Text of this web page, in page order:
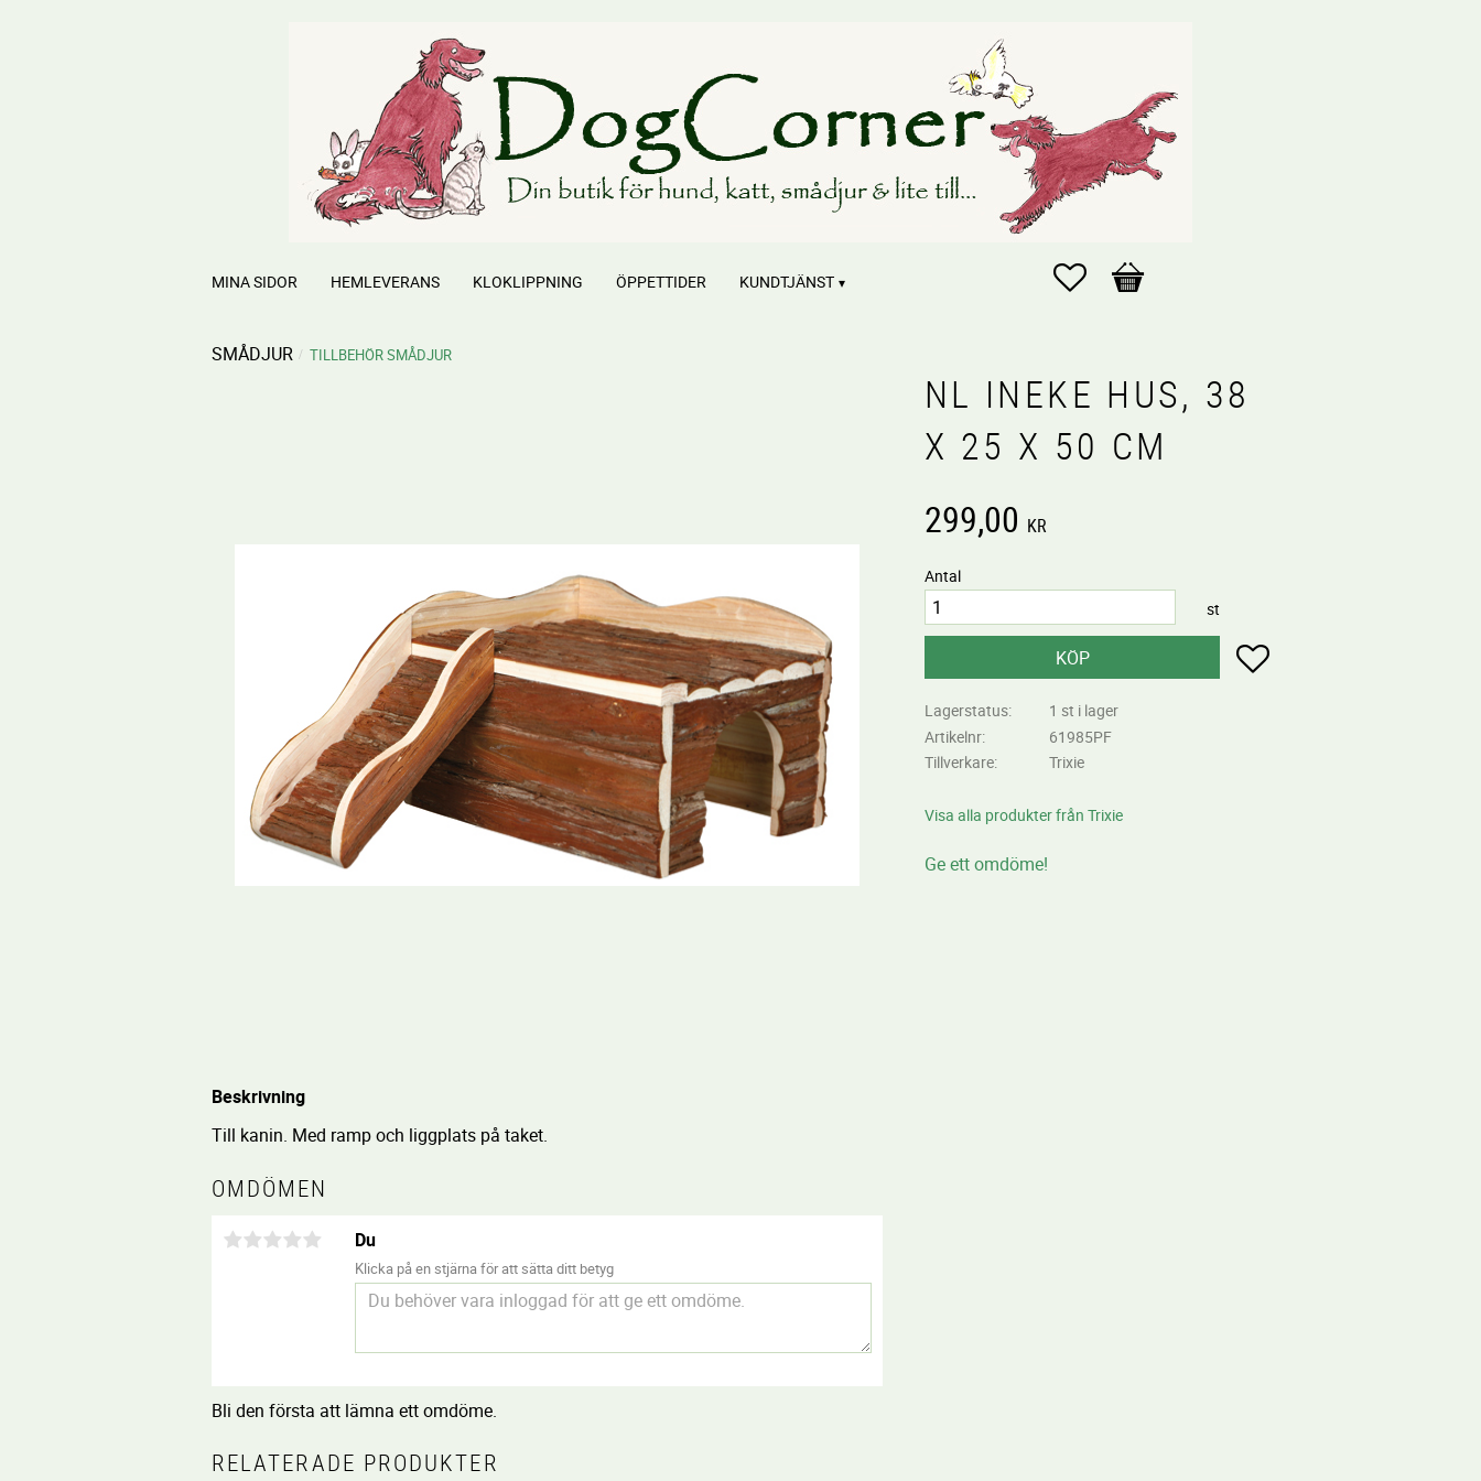
Favoriter
Kundvagn
MINA SIDOR HEMLEVERANS KLOKLIPPNING ÖPPETTIDER KUNDTJÄNST
SMÅDJUR TILLBEHÖR SMÅDJUR
NL INEKE HUS, 38
X 25 X 50 CM
299,00 KR
Antal
st
KÖP Lägg till i favoriter
Lagerstatus
1 st i lager
Artikelnr
61985PF
Tillverkare
Trixie
Visa alla produkter från Trixie
Ge ett omdöme!
Beskrivning
Till kanin. Med ramp och liggplats på taket.
OMDÖMEN
Du
Klicka på en stjärna för att sätta ditt betyg
Bli den första att lämna ett omdöme.
RELATERADE PRODUKTER